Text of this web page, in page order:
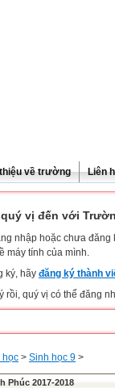
về trường Liên
vị đến với
nhập hoặc chưa
máy tính của mình.
ký, hãy đăng ký thành
rồi, quý vị có thể đăng
học > Sinh học 9 >
Phúc 2017-2018